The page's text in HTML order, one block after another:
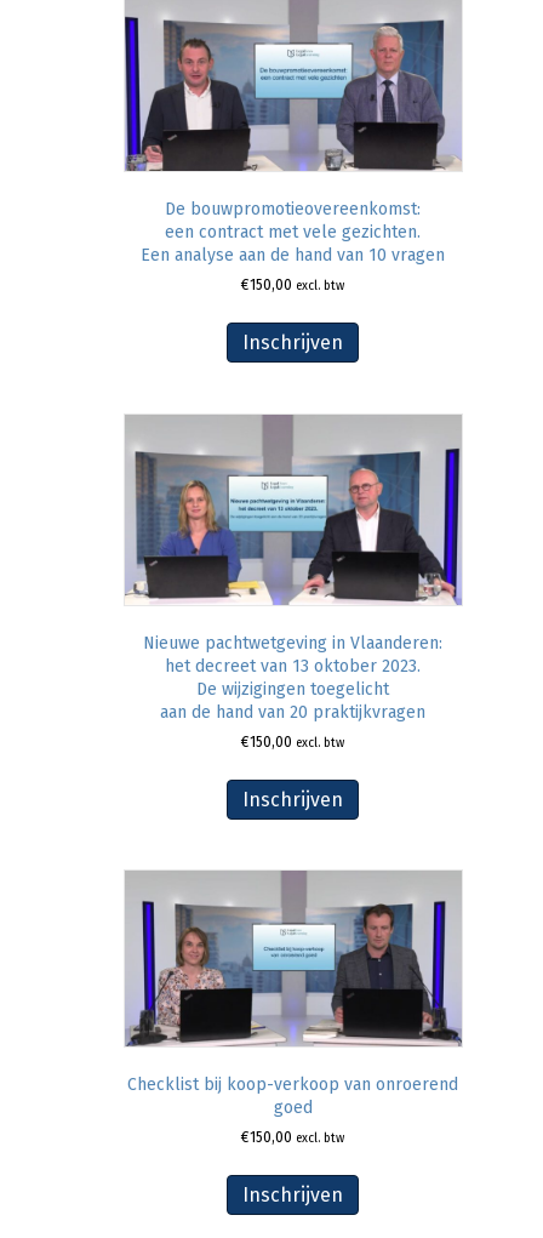
De bouwpromotieovereenkomst:
een contract met vele gezichten.
Een analyse aan de hand van 10 vragen
€150,00 excl. btw
Inschrijven
Nieuwe pachtwetgeving in Vlaanderen:
het decreet van 13 oktober 2023.
De wijzigingen toegelicht
aan de hand van 20 praktijkvragen
€150,00 excl. btw
Inschrijven
Checklist bij koop-verkoop van onroerend
goed
€150,00 excl. btw
Inschrijven